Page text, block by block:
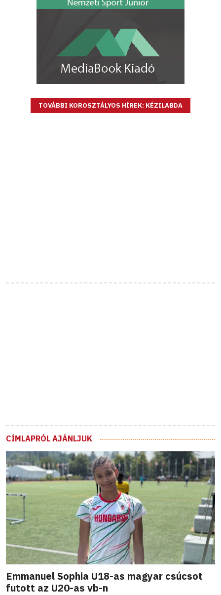
TOVÁBBI KOROSZTÁLYOS HÍREK: KÉZILABDA
CÍMLAPRÓL AJÁNLJUK
Emmanuel Sophia U18-as magyar csúcsot
futott az U20-as vb-n